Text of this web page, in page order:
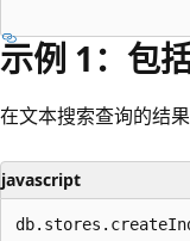
示例 1：包
在文本搜索查询的结
javascript